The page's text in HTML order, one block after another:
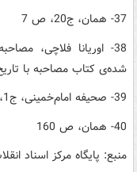
37- همان، ج20، ص 7
38- اوریانا فلاچی،
شده‌ی کتاب مصاحبه با تاریخ)، نشر
39- صحیفه‌ امام‌خمینی، ج1، ص 191
40- همان، ص 160
منبع: پایگاه مرکز اسناد